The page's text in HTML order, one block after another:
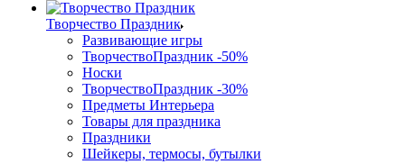
Творчество Праздник
Развивающие игры
ТворчествоПраздник -50%
Носки
ТворчествоПраздник -30%
Предметы Интерьера
Товары для праздника
Праздники
Шейкеры, термосы, бутылки